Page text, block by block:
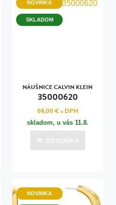
NOVINKA
SKLADOM
NÁUŠNICE CALVIN KLEIN
35000620
69,00 €s DPH
skladom, u vás 11.8.
DO KOŠÍKA
NOVINKA